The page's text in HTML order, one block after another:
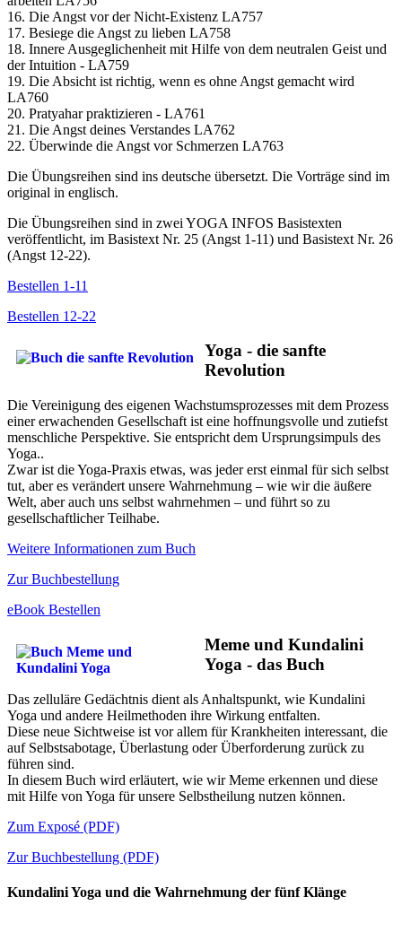
16. Die Angst vor der Nicht-Existenz LA757
17. Besiege die Angst zu lieben LA758
18. Innere Ausgeglichenheit mit Hilfe von dem neutralen Geist und
der Intuition - LA759
19. Die Absicht ist richtig, wenn es ohne Angst gemacht wird
LA760
20. Pratyahar praktizieren - LA761
21. Die Angst deines Verstandes LA762
22. Überwinde die Angst vor Schmerzen LA763
Die Übungsreihen sind ins deutsche übersetzt. Die Vorträge sind im
original in englisch.
Die Übungsreihen sind in zwei YOGA INFOS Basistexten
veröffentlicht, im Basistext Nr. 25 (Angst 1-11) und Basistext Nr. 26
(Angst 12-22).
Bestellen 1-11
Bestellen 12-22
Yoga - die sanfte
Revolution
Die Vereinigung des eigenen Wachstumsprozesses mit dem Prozess
einer erwachenden Gesellschaft ist eine hoffnungsvolle und zutiefst
menschliche Perspektive. Sie entspricht dem Ursprungsimpuls des
Yoga..
Zwar ist die Yoga-Praxis etwas, was jeder erst einmal für sich selbst
tut, aber es verändert unsere Wahrnehmung – wie wir die äußere
Welt, aber auch uns selbst wahrnehmen – und führt so zu
gesellschaftlicher Teilhabe.
Weitere Informationen zum Buch
Zur Buchbestellung
eBook Bestellen
Meme und Kundalini
Yoga - das Buch
Das zelluläre Gedächtnis dient als Anhaltspunkt, wie Kundalini
Yoga und andere Heilmethoden ihre Wirkung entfalten.
Diese neue Sichtweise ist vor allem für Krankheiten interessant, die
auf Selbstsabotage, Überlastung oder Überforderung zurück zu
führen sind.
In diesem Buch wird erläutert, wie wir Meme erkennen und diese
mit Hilfe von Yoga für unsere Selbstheilung nutzen können.
Zum Exposé (PDF)
Zur Buchbestellung (PDF)
Kundalini Yoga und die Wahrnehmung der fünf Klänge